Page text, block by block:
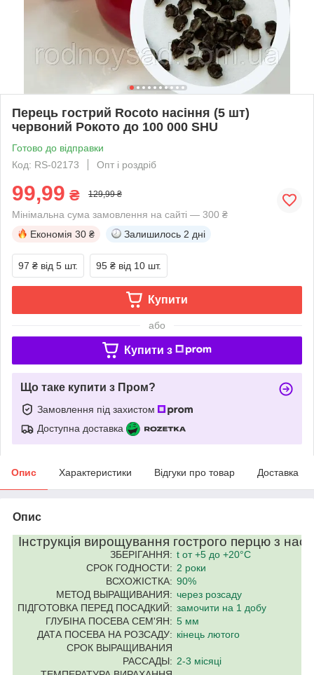
Перець гострий Rocoto насіння (5 шт)
червоний Рокото до 100 000 SHU
Готово до відправки
Код: RS-02173
Опт і роздріб
99,99 ₴ 129,99 ₴
Мінімальна сума замовлення на сайті — 300 ₴
Економія 30 ₴ Залишилось 2 дні
97 ₴ від 5 шт. 95 ₴ від 10 шт.
Купити
або
Купити з
Що таке купити з Пром?
Замовлення під захистом
Доступна доставка
Опис Характеристики Відгуки про товар Доставка
Опис
Інструкція вирощування гострого перцю з
ЗБЕРІГАННЯ: t от +5 до +20°C
СРОК ГОДНОСТИ: 2 роки
ВСХОЖІСТКА: 90%
МЕТОД ВЫРАЩИВАНИЯ: через розсаду
ПІДГОТОВКА ПЕРЕД ПОСАДКИЙ: замочити на 1 добу
ГЛУБІНА ПОСЕВА СЕМ'ЯН: 5 мм
ДАТА ПОСЕВА НА РОЗСАДУ: кінець лютого
СРОК ВЫРАЩИВАНИЯ
РАССАДЫ: 2-3 місяці